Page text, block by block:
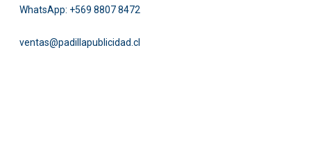
WhatsApp: +569 8807 8472
ventas@padillapublicidad.cl